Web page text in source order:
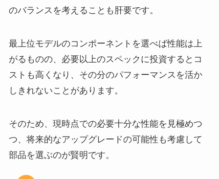
のバランスを考えることも肝要です。
最上位モデルのコンポーネントを選べば性能は上
がるものの、必要以上のスペックに投資するとコ
ストも高くなり、その分のパフォーマンスを活か
しきれないことがあります。
そのため、現時点での必要十分な性能を見極めつ
つ、将来的なアップグレードの可能性も考慮して
部品を選ぶのが賢明です。